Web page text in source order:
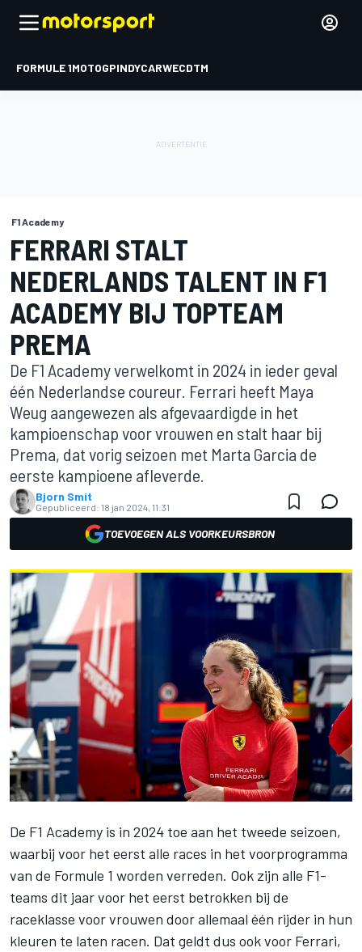
FORMULE 1MOTOGPINDYCARWECDTM
F1 Academy
FERRARI STALT
NEDERLANDS TALENT IN F1
ACADEMY BIJ TOPTEAM
PREMA
De F1 Academy verwelkomt in 2024 in ieder geval
één Nederlandse coureur. Ferrari heeft Maya
Weug aangewezen als afgevaardigde in het
kampioenschap voor vrouwen en stalt haar bij
Prema, dat vorig seizoen met Marta Garcia de
eerste kampioene afleverde.
Bjorn Smit
Gepubliceerd: 18 jan 2024, 11:31
TOEVOEGEN ALS VOORKEURSBRON
De F1 Academy is in 2024 toe aan het tweede seizoen,
waarbij voor het eerst alle races in het voorprogramma
van de Formule 1 worden verreden. Ook zijn alle F1-
teams dit jaar voor het eerst betrokken bij de
raceklasse voor vrouwen door allemaal één rijder in hun
kleuren te laten racen. Dat geldt dus ook voor Ferrari,